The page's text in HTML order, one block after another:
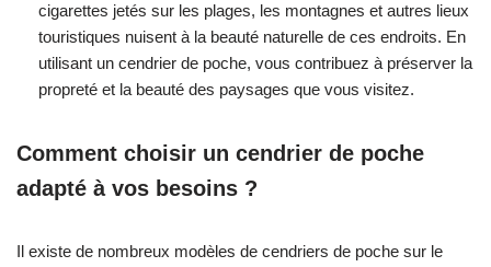
cigarettes jetés sur les plages, les montagnes et autres lieux
touristiques nuisent à la beauté naturelle de ces endroits. En
utilisant un cendrier de poche, vous contribuez à préserver la
propreté et la beauté des paysages que vous visitez.
Comment choisir un cendrier de poche
adapté à vos besoins ?
Il existe de nombreux modèles de cendriers de poche sur le